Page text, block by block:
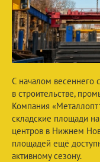
С началом весеннего
в строительстве,
Компания
складские площади
центров в Нижнем
площадей ещё
активному сезону.